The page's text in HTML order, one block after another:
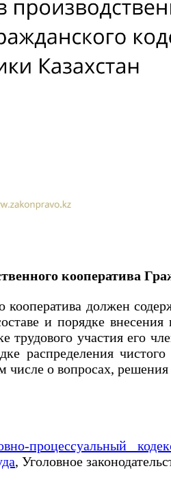
кооператива
должен
и порядке
трудового участия его
распределения
о вопросах,
процессуальный
, Уголовное